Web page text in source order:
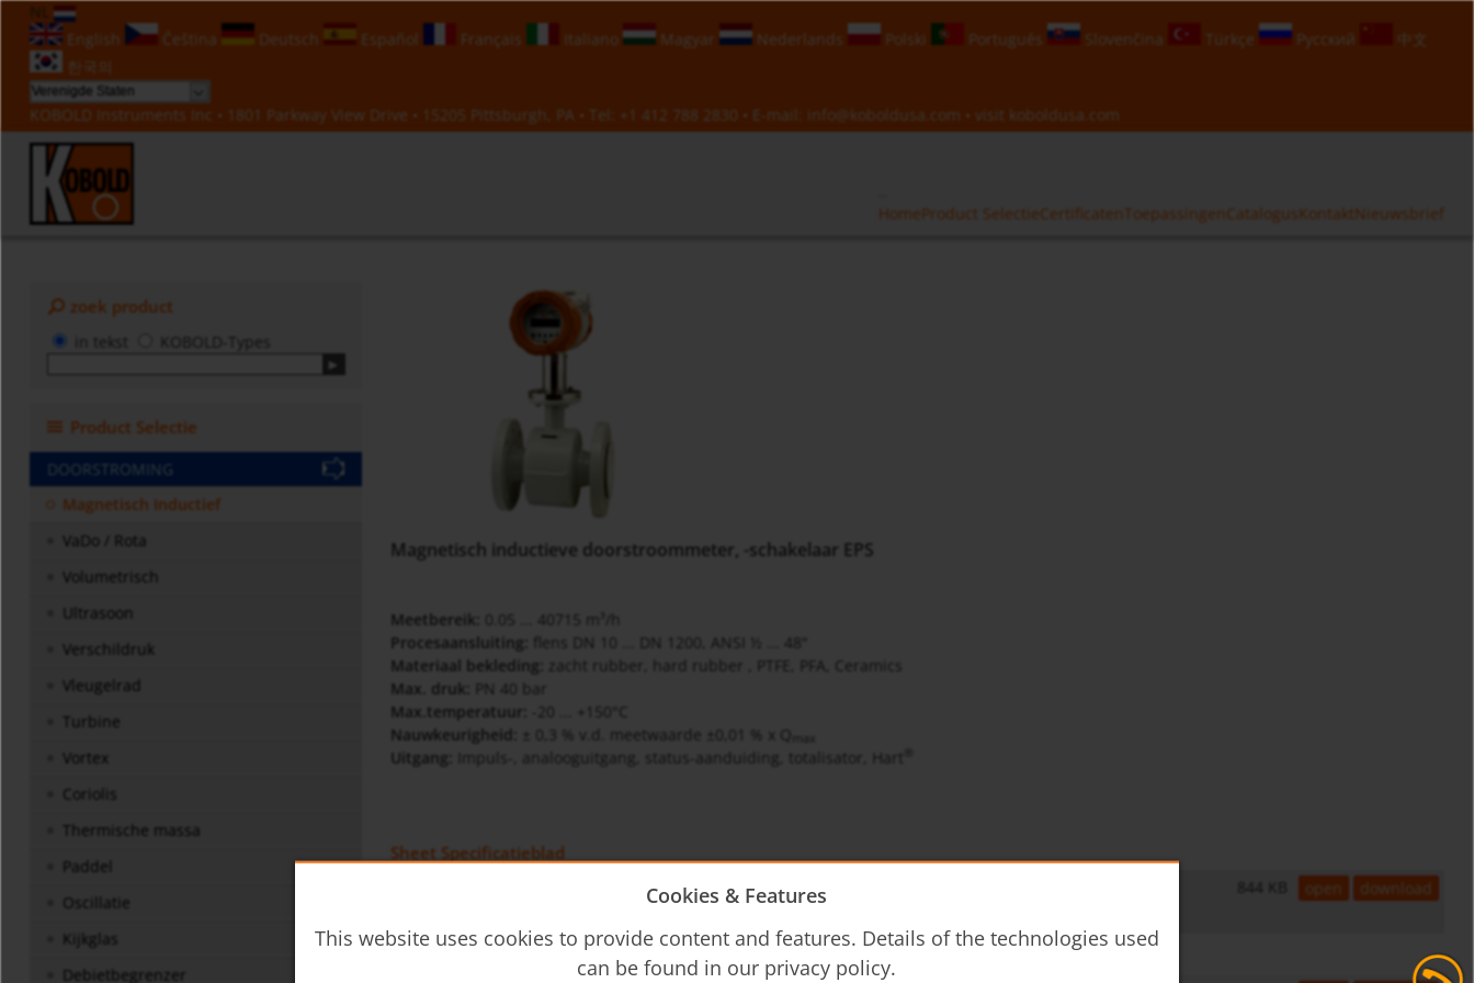
NL
English
Čeština Deutsch Español Français Italiano Magyar Nederlands Polski Português Slovenčina Türkçe Русский
中文
한국의
KOBOLD Instruments Inc • 1801 Parkway View Drive • 15205 Pittsburgh, PA • Tel: +1 412 788 2830 • E-mail: info@koboldusa.com • visit koboldusa.com
HomeProduct SelectieCertificaten Toepassingen CatalogusKontaktNieuwsbrief
zoek product
in tekst KOBOLD-Types
Product Selectie
DOORSTROMING
Magnetisch Inductief
VaDo / Rota
Volumetrisch
Ultrasoon
Verschildruk
Vleugelrad
Turbine
Vortex
Coriolis
Thermische massa
Paddel
Oscillatie
Kijkglas
Debietbegrenzer
Magnetisch inductieve doorstroommeter, -schakelaar EPS
Meetbereik:
0.05 ... 40715 m³/h
Procesaansluiting:
flens DN 10 ... DN 1200, ANSI ½ ... 48"
Materiaal bekleding:
zacht rubber, hard rubber , PTFE, PFA, Ceramics
Max. druk:
PN 40 bar
Max.temperatuur:
-20 ... +150°C
Nauwkeurigheid:
± 0,3 % v.d. meetwaarde ±0,01 % x Q
Uitgang: Impuls-, analooguitgang, status-aanduiding, totalisator, Hart
Sheet Specificatieblad
844 KB open download
Cookies & Features
This website uses cookies to provide content and features. Details of the technologies used
can be found in our privacy policy.